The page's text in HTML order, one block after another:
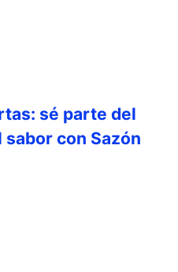
sé parte del
con Sazón